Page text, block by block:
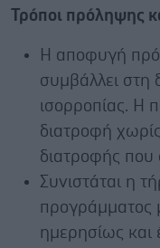
Τρόποι πρόληψης
Η αποφυγή
συμβάλλει στη
ισορροπίας. Η
διατροφή
διατροφής που
Συνιστάται η
προγράμματος
ημερησίως